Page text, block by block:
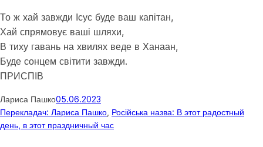
То ж хай завжди Ісус буде ваш капітан,
Хай спрямовує ваші шляхи,
В тиху гавань на хвилях веде в Ханаан,
Буде сонцем світити завжди.
ПРИСПІВ
Лариса Пашко05.06.2023
Перекладач: Лариса Пашко Російська назва: В этот радостный
день, в этот праздничный час